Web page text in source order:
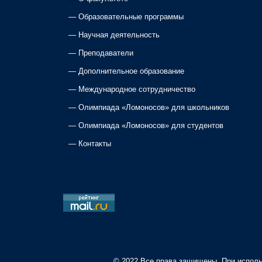
— Образовательные программы
— Научная деятельность
— Преподаватели
— Дополнительное образование
— Международное сотрудничество
— Олимпиада «Ломоносов» для школьников
— Олимпиада «Ломоносов» для студентов
— Контакты